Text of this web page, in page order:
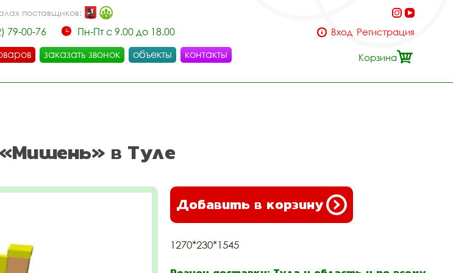
поставщиков:
79-00-76
Пн-Пт с 9.00 до 18.00
заказать звонок объекты контакты
Вход Регистрация
Корзина
в Туле
Добавить в корзину
1270*230*1545